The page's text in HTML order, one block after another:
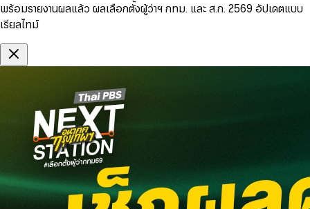
พร้อมรายงานผลแล้ว ผลเลือกตั้งผู้ว่าฯ กทม. และ ส.ก. 2569 อัปเดตแบบ
เรียลไทม์